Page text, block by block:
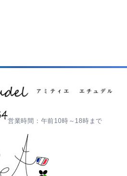
営業時間：午前10時～18時まで